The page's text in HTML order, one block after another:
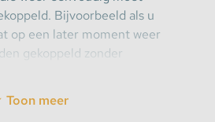
Bijvoorbeeld als u
op een later moment weer
gekoppeld zonder
zijn!
Toon meer